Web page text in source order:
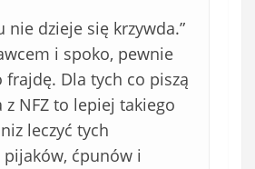
nie dzieje się krzywda.”
i spoko, pewnie
frajdę. Dla tych co piszą
z NFZ to lepiej takiego
leczyć tych
pijaków, ćpunów i